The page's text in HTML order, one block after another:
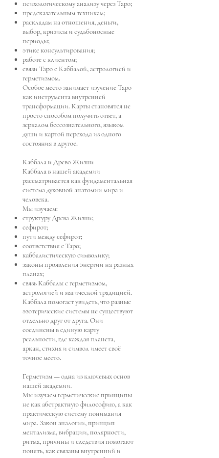
психологическому анализу через Таро;
предсказательным техникам;
раскладам на отношения, деньги,
выбор, кризисы и судьбоносные
периоды;
этике консультирования;
работе с клиентом;
связи Таро с Каббалой, астрологией и
герметизмом.
Особое место занимает изучение Таро
как инструмента внутренней
трансформации. Карты становятся не
просто способом получить ответ, а
зеркалом бессознательного, языком
души и картой перехода из одного
состояния в другое.
Каббала и Древо Жизни
Каббала в нашей академии
рассматривается как фундаментальная
система духовной анатомии мира и
человека.
Мы изучаем:
структуру Древа Жизни;
сефирот;
пути между сефирот;
соответствия с Таро;
каббалистическую символику;
законы проявления энергии на разных
планах;
связь Каббалы с герметизмом,
астрологией и магической традицией.
Каббала помогает увидеть, что разные
эзотерические системы не существуют
отдельно друг от друга. Они
соединены в единую карту
реальности, где каждая планета,
аркан, стихия и символ имеет своё
точное место.
Герметизм — одна из ключевых основ
нашей академии.
Мы изучаем герметические принципы
не как абстрактную философию, а как
практическую систему понимания
мира. Закон аналогии, принцип
ментализма, вибрации, полярности,
ритма, причины и следствия помогают
понять, как связаны внутренний и